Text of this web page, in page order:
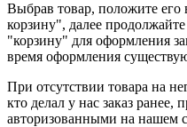
Выбрав товар, положите
корзину", далее
"корзину" для оформления
время оформления
При отсутствии товара на
кто делал у нас заказ ранее,
авторизованными на нашем